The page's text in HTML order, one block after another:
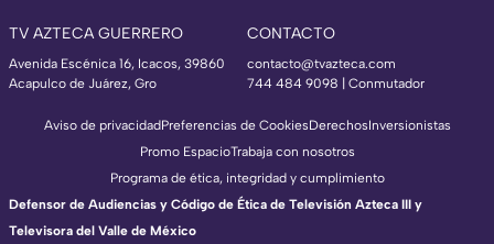
TV AZTECA GUERRERO
Avenida Escénica 16, Icacos, 39860
Acapulco de Juárez, Gro
CONTACTO
contacto@tvazteca.com
744 484 9098 | Conmutador
Aviso de privacidadPreferencias de CookiesDerechosInversionistas
Promo EspacioTrabaja con nosotros
Programa de ética, integridad y cumplimiento
Defensor de Audiencias y Código de Ética de Televisión Azteca III y
Televisora del Valle de México